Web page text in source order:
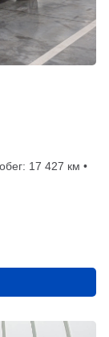
17 427 км •